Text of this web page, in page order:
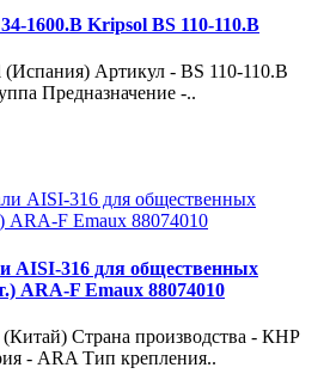
1600.B Kripsol BS 110-110.B
Артикул - BS 110-110.B
Предназначение -..
AISI-316 для общественных
ARA-F Emaux 88074010
Страна производства - КНР
- ARA Тип крепления..